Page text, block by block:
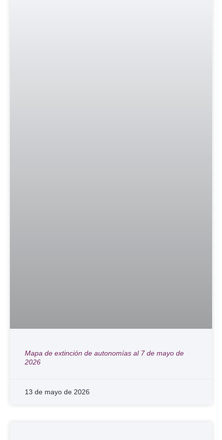
Mapa de extinción de autonomías al 7 de mayo de
2026
13 de mayo de 2026